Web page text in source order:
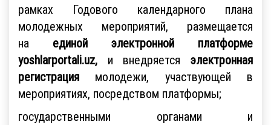
рамках Годового календарного плана
молодежных мероприятий, размещается
на единой электронной платформе
yoshlarportali.uz, и внедряется электронная
регистрация молодежи, участвующей в
мероприятиях, посредством платформы;
государственными органами и